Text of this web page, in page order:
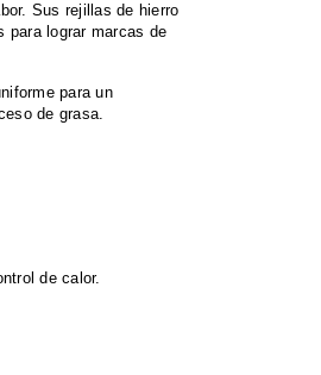
Sus rejillas de hierro
para lograr marcas de
para un
de grasa.
de calor.